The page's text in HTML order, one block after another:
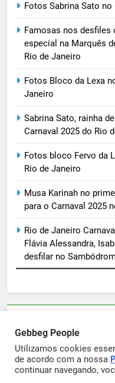
Fotos Sabrina Sato no
Famosas nos desfiles
especial na Marquês
Rio de Janeiro
Fotos Bloco da Lexa
Janeiro
Sabrina Sato, rainha
Carnaval 2025 do Rio
Fotos bloco Fervo da
Rio de Janeiro
Musa Karinah no
para o Carnaval 2025
Rio de Janeiro
Flávia Alessandra,
desfilar no
Gebbeg
Gebbeg People
Utilizamos cookies
de acordo com a nossa
continuar navegando,